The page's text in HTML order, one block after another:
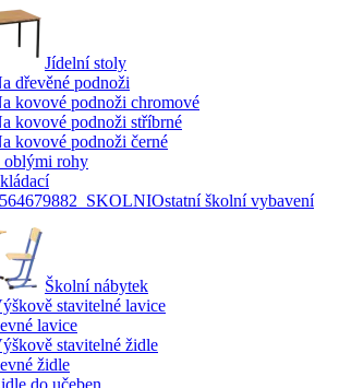
Jídelní stoly
dřevěné podnoži
kovové podnoži chromové
kovové podnoži stříbrné
kovové podnoži černé
oblými rohy
Ostatní školní vybavení
Školní nábytek
stavitelné lavice
lavice
stavitelné židle
židle
do učeben